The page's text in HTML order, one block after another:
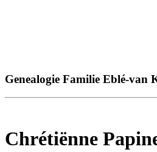
Genealogie Familie Eblé-van
Chrétiënne